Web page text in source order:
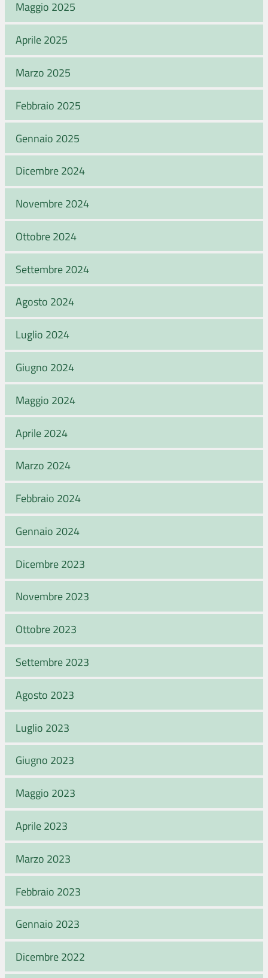
Maggio 2025
Aprile 2025
Marzo 2025
Febbraio 2025
Gennaio 2025
Dicembre 2024
Novembre 2024
Ottobre 2024
Settembre 2024
Agosto 2024
Luglio 2024
Giugno 2024
Maggio 2024
Aprile 2024
Marzo 2024
Febbraio 2024
Gennaio 2024
Dicembre 2023
Novembre 2023
Ottobre 2023
Settembre 2023
Agosto 2023
Luglio 2023
Giugno 2023
Maggio 2023
Aprile 2023
Marzo 2023
Febbraio 2023
Gennaio 2023
Dicembre 2022